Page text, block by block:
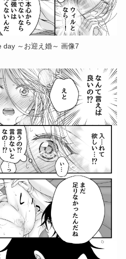
day ～お迎え婚～ 画像7